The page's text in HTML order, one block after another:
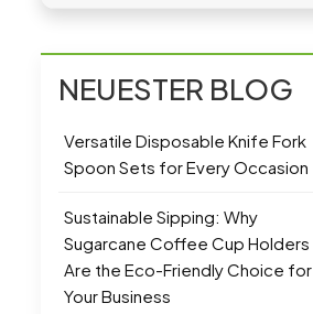
NEUESTER BLOG
Versatile Disposable Knife Fork
Spoon Sets for Every Occasion
Sustainable Sipping: Why
Sugarcane Coffee Cup Holders
Are the Eco-Friendly Choice for
Your Business